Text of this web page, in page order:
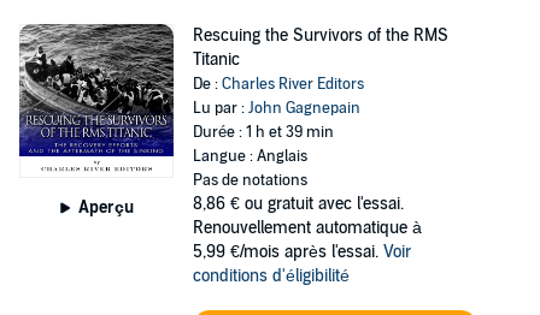
Aperçu
Rescuing the Survivors of the RMS
Titanic
De :Charles River Editors
Lu par :John Gagnepain
Durée : 1 h et 39 min
Langue : Anglais
Pas de notations
8,86 € ou gratuit avec l'essai.
Renouvellement automatique à
5,99 €/mois après l'essai. Voir
conditions d'éligibilité